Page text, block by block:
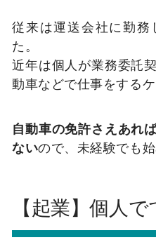
従来は運送会社に勤務
た。
近年は個人が業務委託
動車などで仕事をする
自動車の免許さえあれ
ないので、未経験でも始
【起業】個人